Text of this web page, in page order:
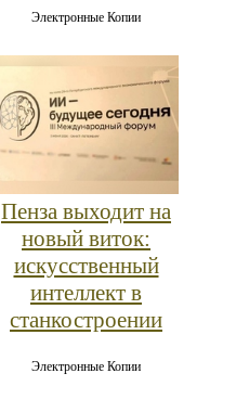
Электронные Копии
Пенза выходит на
новый виток:
искусственный
интеллект в
станкостроении
Электронные Копии